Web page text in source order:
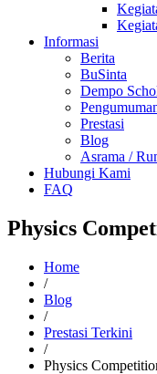
Informasi
Berita
BuSinta
Dempo
Prestasi
Blog
Asrama /
Hubungi Kami
FAQ
Physics
Home
/
Blog
/
Prestasi Terkini
/
Physics